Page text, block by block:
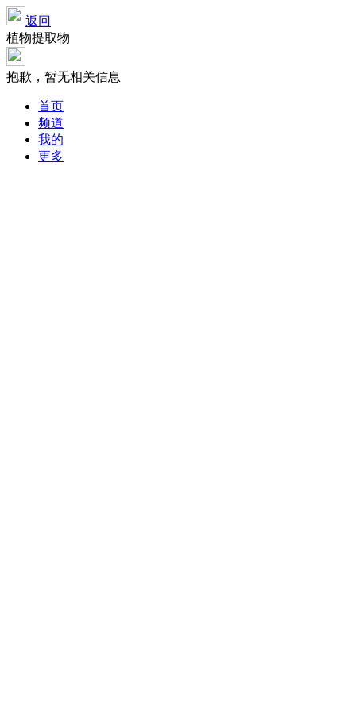
返回
植物提取物
抱歉，暂无相关信息
首页
频道
我的
更多